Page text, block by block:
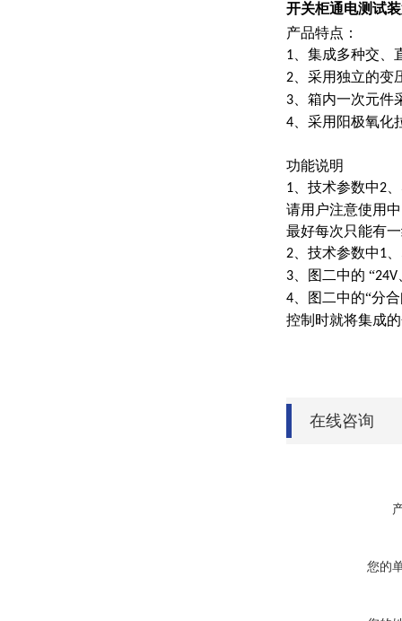
开关柜通电测试
产品特点：
1 、集成多种交、
2 、采用独立的
3 、箱内一次元件
4 、采用阳极氧化
功能说明
1 、技术参数中2
请用户注意使用
最好每次只能有
2 、技术参数中1
3 、图二中的 “24V
4 、图二中的“分
控制时就将集成
在线咨询
您的